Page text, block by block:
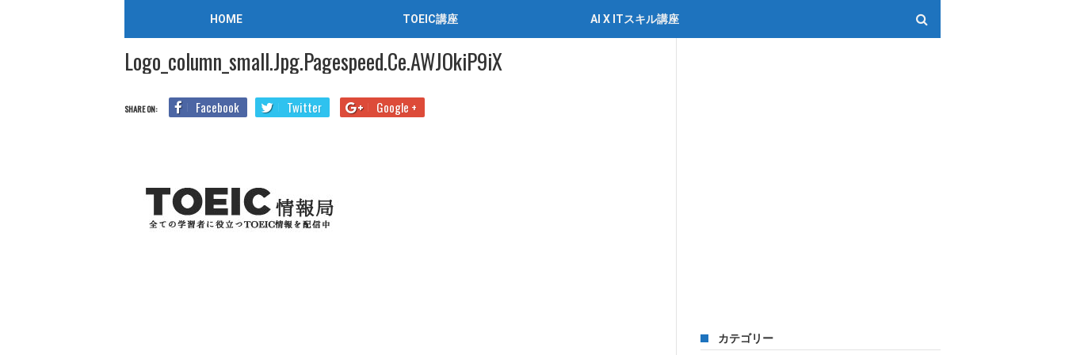
HOME TOEIC講座 AI X ITスキル講座
Logo_column_small.jpg.pagespeed.ce.aWJOkiP9iX
Logo_column_small.jpg.pagespeed.ce.aWJOkiP9iX
SHARE ON: Facebook Twitter Google +
カテゴリー